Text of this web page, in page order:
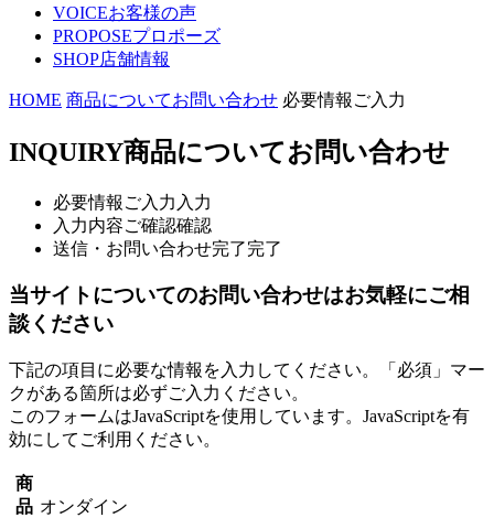
VOICEお客様の声
PROPOSEプロポーズ
SHOP店舗情報
HOME 商品についてお問い合わせ 必要情報ご入力
INQUIRY商品についてお問い合わせ
必要情報ご入力 入力
入力内容ご確認確認
送信・お問い合わせ完了完了
当サイトについてのお問い合わせはお気軽にご相
談ください
下記の項目に必要な情報を入力してください。「必須」マー
クがある箇所は必ずご入力ください。
このフォームはJavaScriptを使用しています。JavaScriptを有
効にしてご利用ください。
商
品 オンダイン